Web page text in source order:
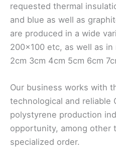
requested thermal
and blue as well as
are produced in a wide
200x100 etc, as well as
2cm 3cm 4cm 5cm 6cm
Our business works with
technological and reliable
polystyrene production
opportunity, among other
specialized order.